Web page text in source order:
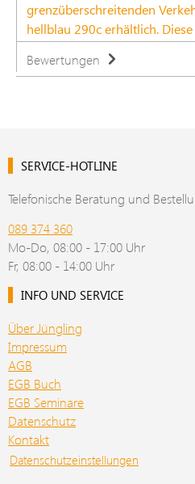
grenzüberschreitenden
hellblau 290c erhältlich.
Bewertungen
SERVICE-HOTLINE
Telefonische Beratung und
089 374 360
Mo-Do, 08:00 - 17:00 Uhr
Fr, 08:00 - 14:00 Uhr
INFO UND SERVICE
Über Jüngling
Impressum
AGB
EGB Buch
EGB Seminare
Datenschutz
Kontakt
Datenschutzeinstellungen